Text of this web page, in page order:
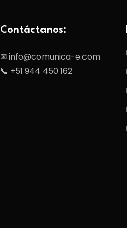
Contáctanos:
✉ info@comunica-e.com
📞 +51 944 450 162